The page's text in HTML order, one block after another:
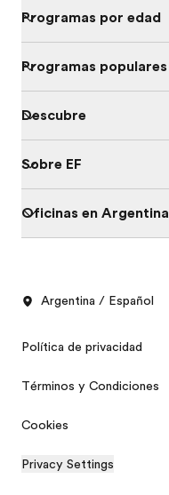
Programas por edad
Programas populares
Descubre
Sobre EF
Oficinas en Argentina
Argentina / Español
Política de privacidad
Términos y Condiciones
Cookies
Privacy Settings